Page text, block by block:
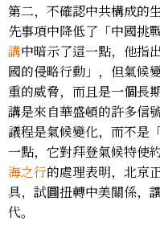
第二，不確認中共構成的
先事項中降低了「中國挑
講中暗示了這一點，他指
國的侵略行動」，但氣候
重的威脅，而且是一個長
講是來自華盛頓的許多信
議程是氣候變化，而不是
一點，它對拜登氣候特使
海之行的處理表明，北京
具，試圖扭轉中美關係，
代。